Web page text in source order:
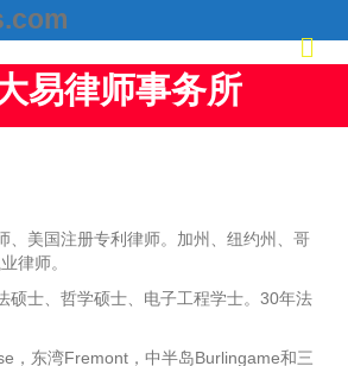
易律师事务所
、美国注册专利律师。加州、纽约州、哥
律师。
硕士、哲学硕士、电子工程学士。30年法
，东湾Fremont，中半岛Burlingame和三